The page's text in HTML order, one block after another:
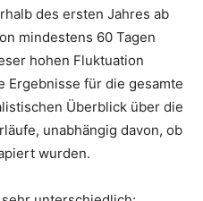
des ersten Jahres ab
mindestens 60 Tagen
hohen Fluktuation
Ergebnisse für die gesamte
Überblick über die
unabhängig davon, ob
wurden.